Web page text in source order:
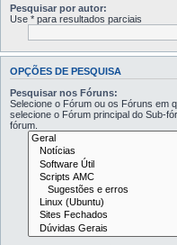
Pesquisar por autor:
Use * para resultados parciais
OPÇÕES DE PESQUISA
Pesquisar nos Fóruns:
Selecione o Fórum ou os Fóruns em
selecione o Fórum principal do Sub-
fórum.